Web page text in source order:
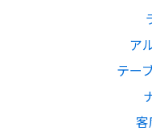
ア
テー
客